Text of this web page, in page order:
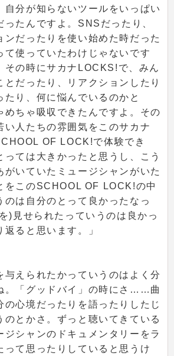
自分が知らないツールをいっぱい
ったんですよ。SNSだったり、
ンだったりを使い始めた時だった
て使っていたわけじゃないです
その時にサカナLOCKS!で、みん
とだったり、リアクションしたり
たり、何に悩んでいるのかと
ちゃ吸収できたんですよ。その
い人たちの雰囲気をこのサカナ
OF LOCK!で体験でき
っては大きかったと思うし、こう
がいていたミュージシャンがいた
をこのSCHOOL OF LOCK!の中
のは自分のとって良かったなっ
)見せられたっていうのは良かっ
ると思います。」
与えられたかっていうのはよく分
。「グッドバイ」の時にさ……曲
の心境だったりを語ったりしたじ
のとかさ。ずっと聴いてきている
ジシャンのドキュメンタリーをラ
って思ったりしていると思うけ